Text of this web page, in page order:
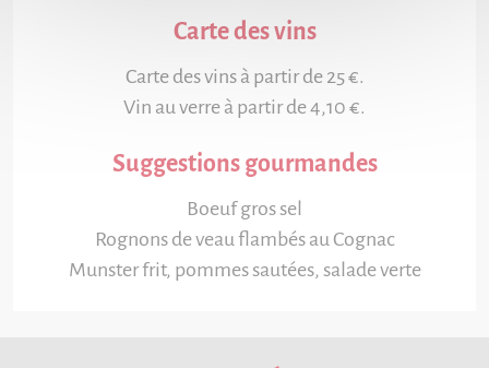
Carte des vins
Carte des vins à partir de 25 €.
Vin au verre à partir de 4,10 €.
Suggestions gourmandes
Boeuf gros sel
Rognons de veau flambés au Cognac
Munster frit, pommes sautées, salade verte